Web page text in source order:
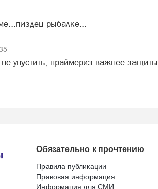
рыбалке...
не упустить, праймериз важнее защиты
Обязательно к прочтению
Правила публикации
Правовая информация
Информация для СМИ